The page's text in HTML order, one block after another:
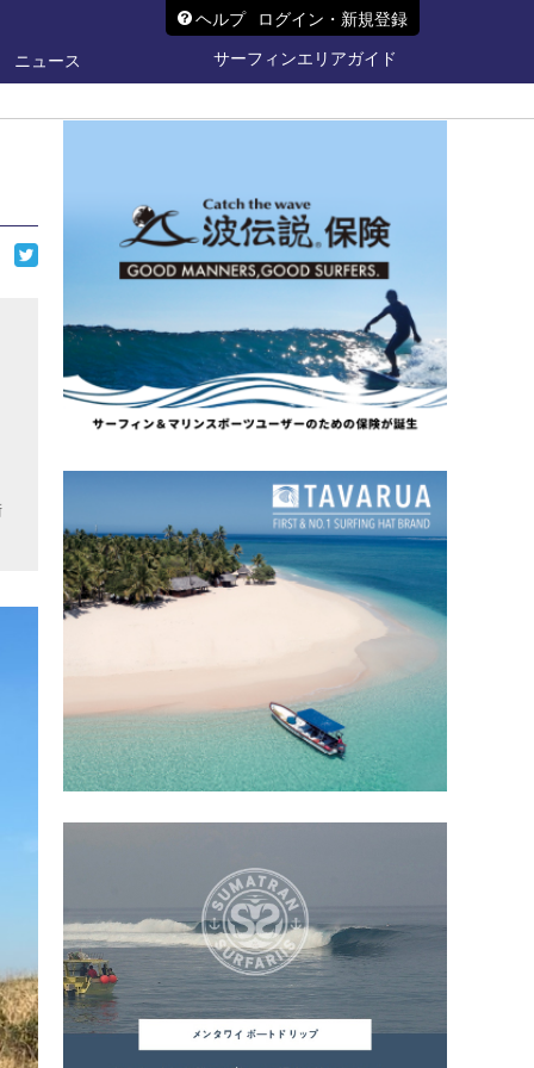
ヘルプ ログイン・新規登録
ニュース
サーフィンエリアガイド